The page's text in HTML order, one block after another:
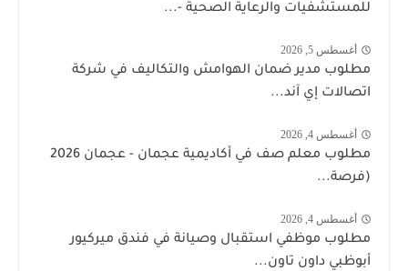
للمستشفيات والرعاية الصحية -...
أغسطس 5, 2026
مطلوب مدير ضمان الهوامش والتكاليف في شركة
اتصالات إي آند...
أغسطس 4, 2026
مطلوب معلم صف في أكاديمية عجمان - عجمان 2026
(فرصة...
أغسطس 4, 2026
مطلوب موظفي استقبال وصيانة في فندق ميركيور
أبوظبي داون تاون...